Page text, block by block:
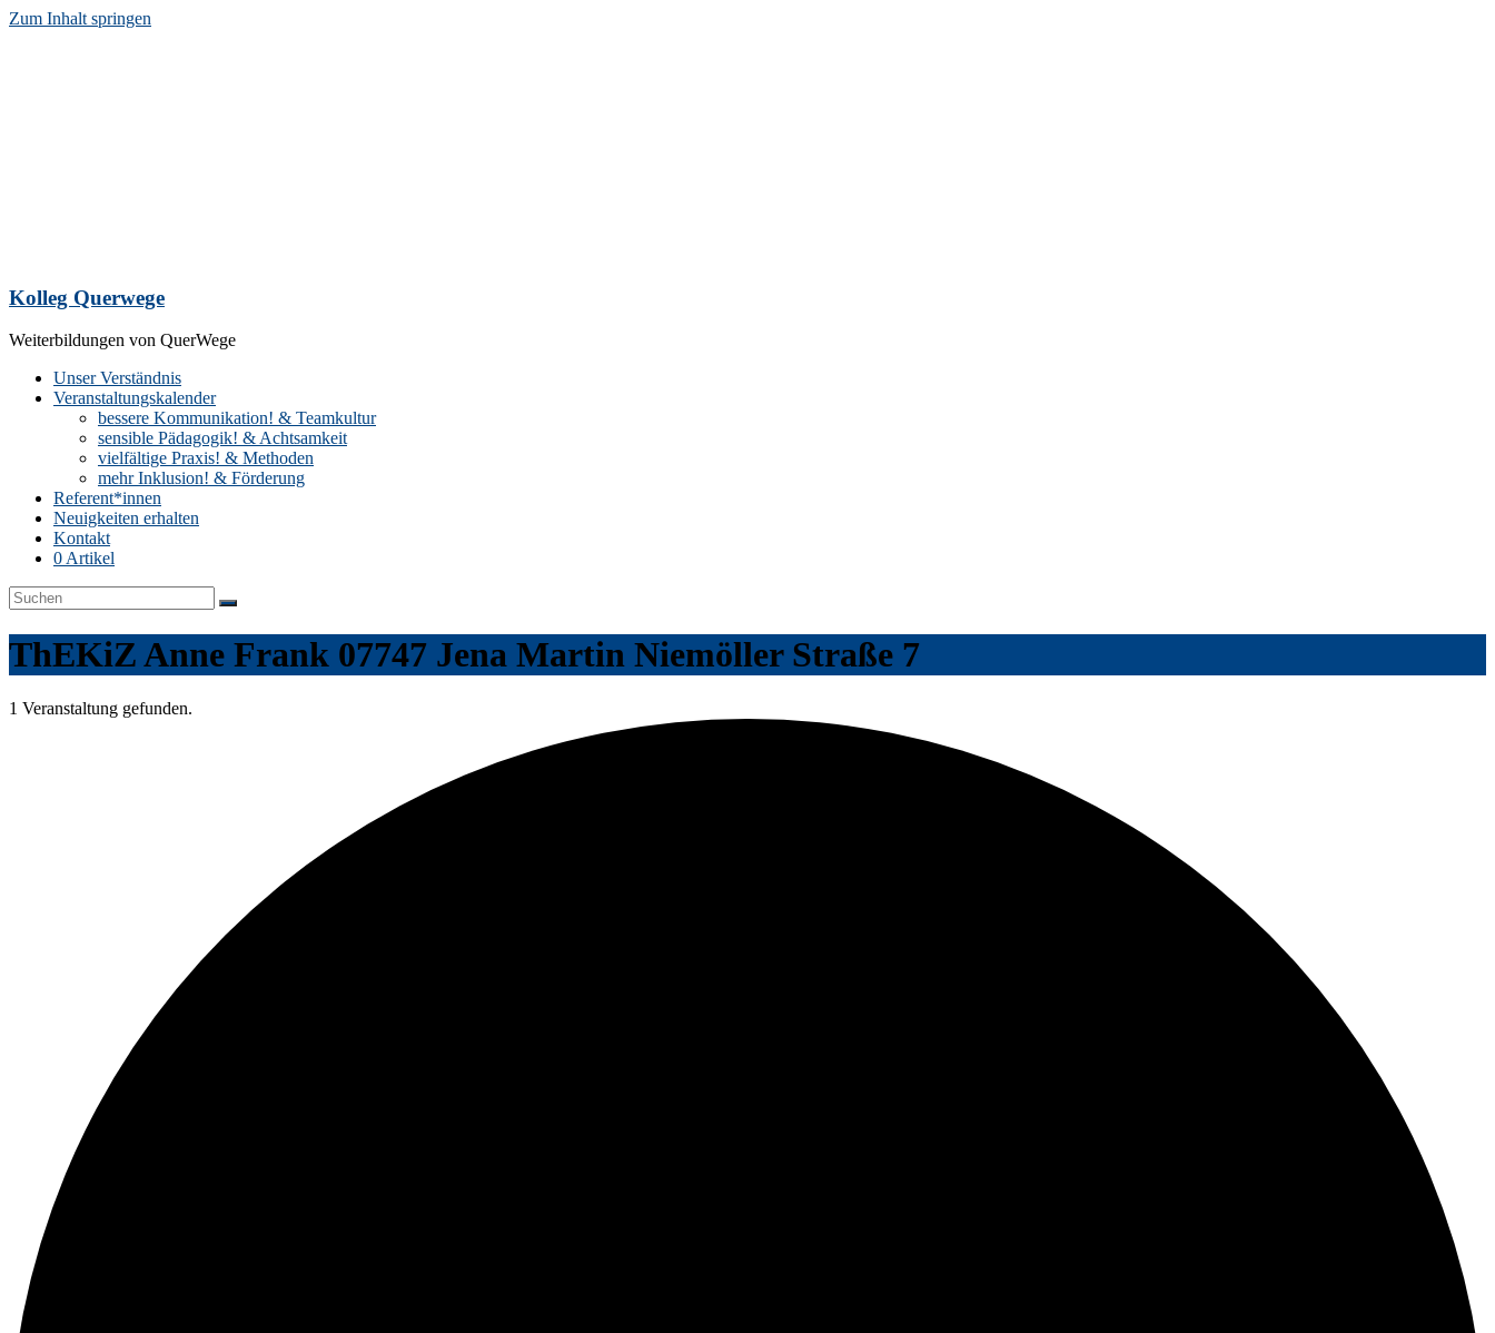
Zum Inhalt springen
Kolleg Querwege
Weiterbildungen von QuerWege
Unser Verständnis
Veranstaltungskalender
bessere Kommunikation! & Teamkultur
sensible Pädagogik! & Achtsamkeit
vielfältige Praxis! & Methoden
mehr Inklusion! & Förderung
Referent*innen
Neuigkeiten erhalten
Kontakt
0 Artikel
ThEKiZ Anne Frank 07747 Jena Martin Niemöller Straße 7
1 Veranstaltung gefunden.